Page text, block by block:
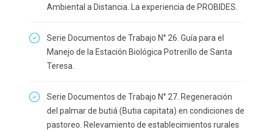
Ambiental a Distancia. La experiencia de PROBIDES.
Serie Documentos de Trabajo N° 26. Guía para el
Manejo de la Estación Biológica Potrerillo de Santa
Teresa.
Serie Documentos de Trabajo N° 27. Regeneración
del palmar de butiá (Butia capitata) en condiciones de
pastoreo. Relevamiento de establecimientos rurales